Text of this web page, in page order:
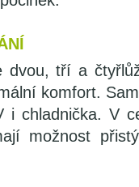
dvou, tří a
komfort.
i chladnička. V
možnost